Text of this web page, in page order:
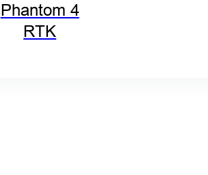
Phantom 4
RTK